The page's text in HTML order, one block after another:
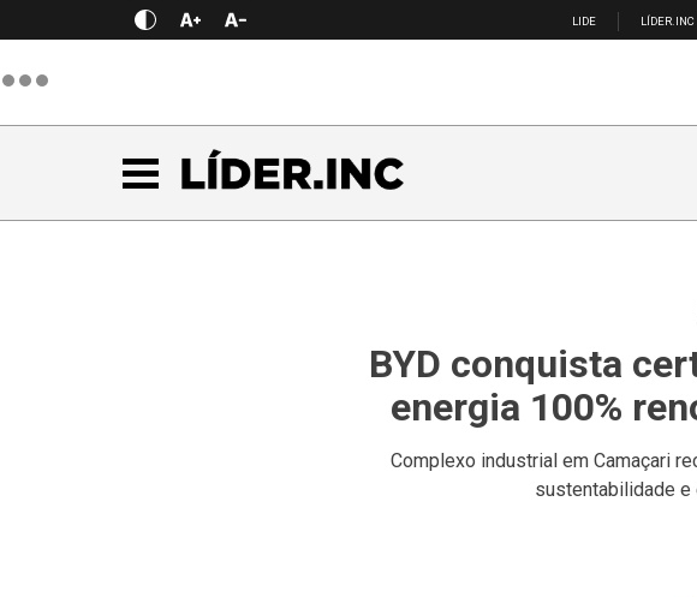
LIDE LÍDER.INC
BYD conquista
energia 100%
Complexo industrial em Camaçari
sustentabilidade e